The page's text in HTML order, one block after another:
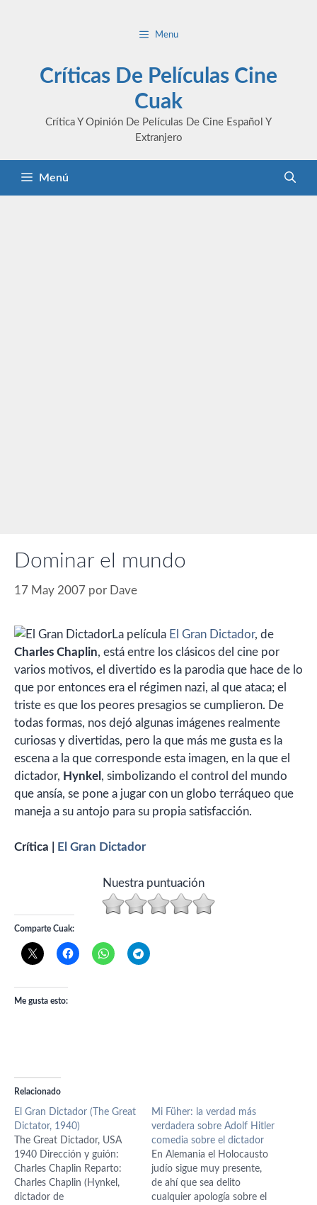
Menu
Críticas De Películas Cine
Cuak
Crítica Y Opinión De Películas De Cine Español Y
Extranjero
Menú
Dominar el mundo
17 May 2007 por Dave
La película El Gran Dictador, de
Charles Chaplin, está entre los clásicos del cine por
varios motivos, el divertido es la parodia que hace de lo
que por entonces era el régimen nazi, al que ataca; el
triste es que los peores presagios se cumplieron. De
todas formas, nos dejó algunas imágenes realmente
curiosas y divertidas, pero la que más me gusta es la
escena a la que corresponde esta imagen, en la que el
dictador, Hynkel , simbolizando el control del mundo
que ansía, se pone a jugar con un globo terráqueo que
maneja a su antojo para su propia satisfacción.
Crítica | El Gran Dictador
Nuestra puntuación
Comparte Cuak:
Me gusta esto:
Relacionado
El Gran Dictador (The Great
Dictator, 1940)
The Great Dictador, USA
1940 Dirección y guión:
Charles Chaplin Reparto:
Charles Chaplin (Hynkel,
dictador de
Mi Füher: la verdad más
verdadera sobre Adolf Hitler
comedia sobre el dictador
En Alemania el Holocausto
judío sigue muy presente,
de ahí que sea delito
cualquier apología sobre el